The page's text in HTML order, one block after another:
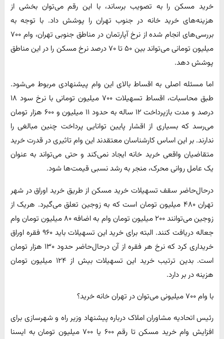
خرید مسکن را به تصویب برساند، با این رقم می‌توان بخشی از
هزینه‌های خرید خانه در جنوب تهران را پوشش داد. با توجه به
بررسی‌های انجام شده از نرخ آپارتمان در مناطق جنوبی تهران، وام ۷۰۰
میلیون تومانی می‌تواند بین ۵۰ تا ۷۰ درصد نرخ مسکن را در این مناطق
پوشش دهد.
اما مسئله اصلی به اقساط بالای این وام پیشنهادی مربوط می‌شود.
طبق محاسبات، اقساط تسهیلات ۷۰۰ میلیون تومانی با نرخ سود ۱۸
درصد و مدت بازپرداخت ۱۲ ساله به حدود ۱۱ میلیون و ۶۰۰ هزار تومان
می‌رسد که بسیاری از اقشار پایین توانایی پرداخت چنین مبالغی را
ندارند. بر این اساس کارشناسان معتقدند این وام تاثیری در قدرت خرید
متقاضیان واقعی خرید خانه ایجاد نمی‌کند و حتی می‌تواند به عنوان
یک عامل روانی محرک، منجر به رشد نسبی قیمت‌ها شود.
درحال‌حاضر سقف تسهیلات خرید مسکن از طریق خرید اوراق در شهر
تهران ۴۸۰ میلیون تومان است که به زوجین تعلق می‌گیرد. هریک از
زوجین می‌توانند ۲۰۰ میلیون تومان وام به اضافه ۸۰ میلیون تومان وام
جعاله دریافت کنند. البته برای خرید این تسهیلات باید ۹۶۰ فقره اوراق
خریداری کرد که نرخ هر فقره از آن درحال‌حاضر حدود ۱۳۰ هزار تومان
است. بدین ترتیب خرید این تسهیلات بیش از ۱۲۴ میلیون تومان
هزینه در بر دارد.
با وام ۷۰۰ میلیونی می‌توان در تهران خانه خرید؟
رئیس اتحادیه مشاوران املاک درباره پیشنهاد وزیر راه و شهرسازی برای
افزایش وام خرید مسکن تا رقم ۶۰۰ یا ۷۰۰ میلیون تومان به ایسنا